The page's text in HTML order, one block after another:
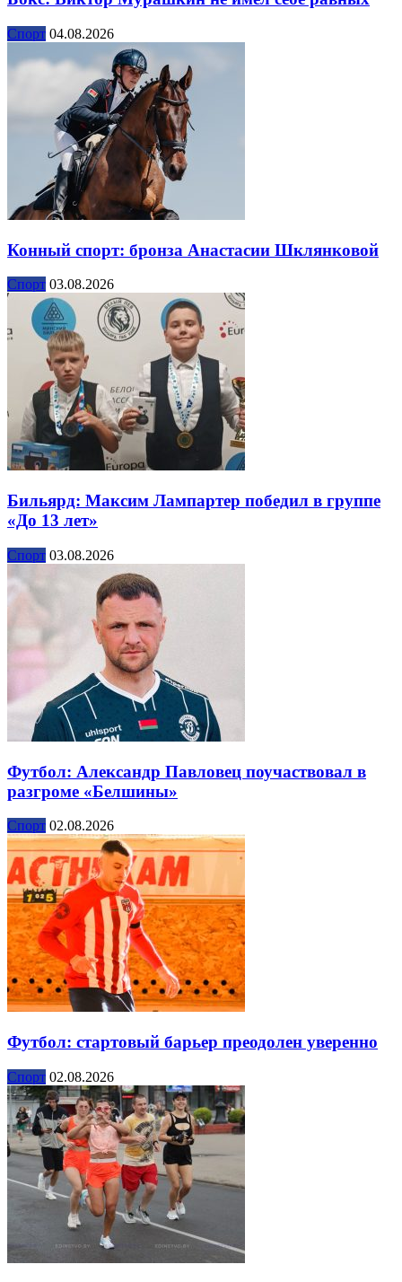
Спорт 04.08.2026
Конный спорт: бронза Анастасии Шклянковой
Спорт 03.08.2026
Бильярд: Максим Лампартер победил в группе
«До 13 лет»
Спорт 03.08.2026
Футбол: Александр Павловец поучаствовал в
разгроме «Белшины»
Спорт 02.08.2026
Футбол: стартовый барьер преодолен уверенно
Спорт 02.08.2026